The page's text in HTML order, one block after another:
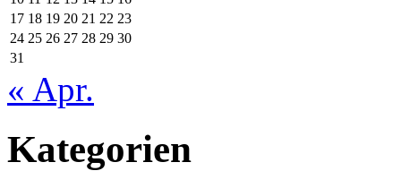
17 18 19 20 21 22 23
24 25 26 27 28 29 30
31
« Apr.
Kategorien